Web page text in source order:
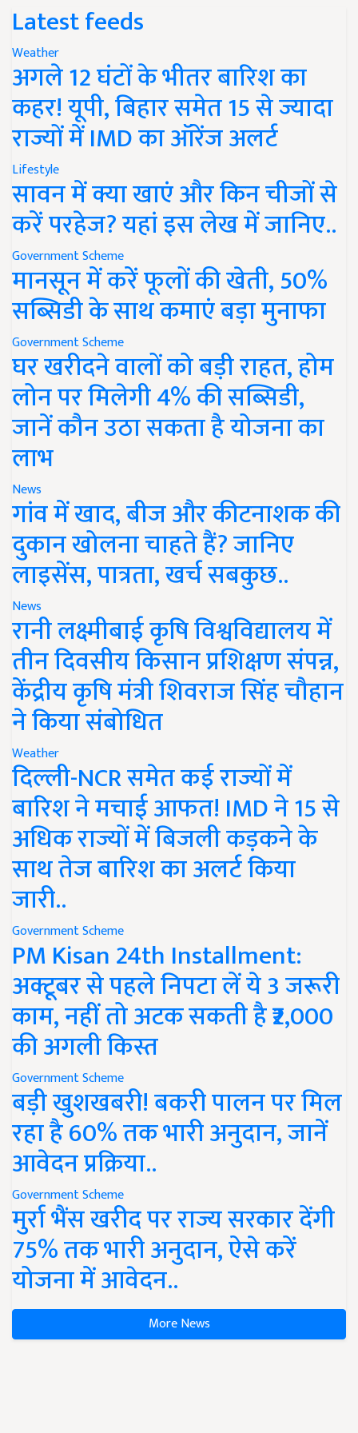
Latest feeds
Weather
अगले 12 घंटों के भीतर बारिश का
कहर! यूपी, बिहार समेत 15 से ज्यादा
राज्यों में IMD का ऑरेंज अलर्ट
Lifestyle
सावन में क्या खाएं और किन चीजों से
करें परहेज? यहां इस लेख में जानिए..
Government Scheme
मानसून में करें फूलों की खेती, 50%
सब्सिडी के साथ कमाएं बड़ा मुनाफा
Government Scheme
घर खरीदने वालों को बड़ी राहत, होम
लोन पर मिलेगी 4% की सब्सिडी,
जानें कौन उठा सकता है योजना का
लाभ
News
गांव में खाद, बीज और कीटनाशक की
दुकान खोलना चाहते हैं? जानिए
लाइसेंस, पात्रता, खर्च सबकुछ..
News
रानी लक्ष्मीबाई कृषि विश्वविद्यालय में
तीन दिवसीय किसान प्रशिक्षण संपन्न,
केंद्रीय कृषि मंत्री शिवराज सिंह चौहान
ने किया संबोधित
Weather
दिल्ली-NCR समेत कई राज्यों में
बारिश ने मचाई आफत! IMD ने 15 से
अधिक राज्यों में बिजली कड़कने के
साथ तेज बारिश का अलर्ट किया
जारी..
Government Scheme
PM Kisan 24th Installment:
अक्टूबर से पहले निपटा लें ये 3 जरूरी
काम, नहीं तो अटक सकती है ₹2,000
की अगली किस्त
Government Scheme
बड़ी खुशखबरी! बकरी पालन पर मिल
रहा है 60% तक भारी अनुदान, जानें
आवेदन प्रक्रिया..
Government Scheme
मुर्रा भैंस खरीद पर राज्य सरकार देंगी
75% तक भारी अनुदान, ऐसे करें
योजना में आवेदन..
More News